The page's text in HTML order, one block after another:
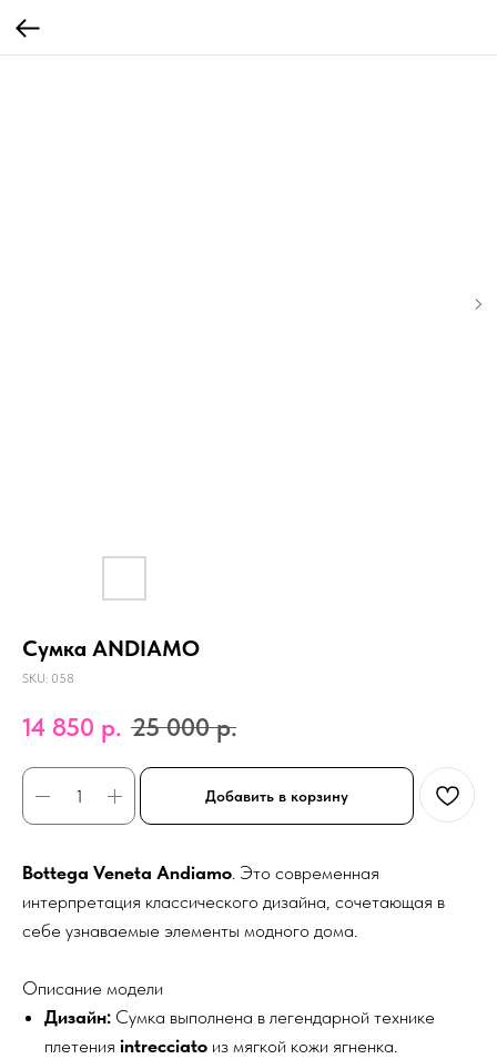
Сумка ANDIAMO
SKU: 058
14 850 р. 25 000 р.
Добавить в корзину
Bottega Veneta Andiamo . Это современная
интерпретация классического дизайна, сочетающая в
себе узнаваемые элементы модного дома.
Описание модели
Дизайн: Сумка выполнена в легендарной технике
плетения intrecciato из мягкой кожи ягненка.